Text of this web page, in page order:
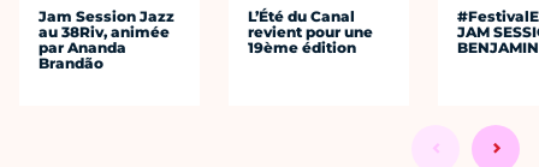
Jam Session Jazz
au 38Riv, animée
par Ananda
Brandão
L’Été du Canal
revient pour une
19ème édition
JAM